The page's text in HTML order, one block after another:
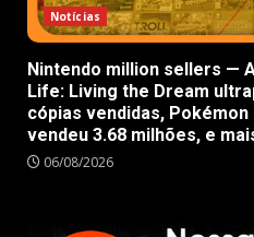
Notícias
Nintendo million sellers —
Life: Living the Dream
cópias vendidas,
vendeu 3.68 milhões, e
06/08/2026